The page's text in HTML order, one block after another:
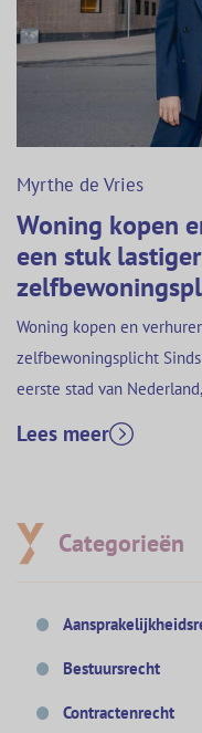
Myrthe de Vries
Woning kopen
een stuk
Woning kopen en
zelfbewoningsplicht
eerste stad van
woning deze te verhuren
opkoopbescherming
Lees meer
Categorieën
Bestuursrecht
Contractenrecht